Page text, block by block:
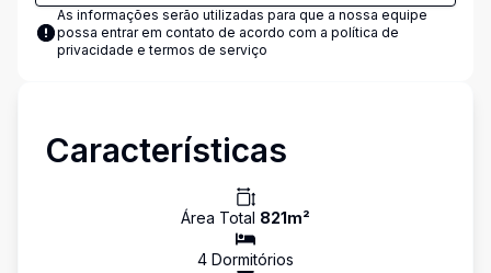
As informações serão utilizadas para que a nossa equipe
possa entrar em contato de acordo com a política de
privacidade e termos de serviço
Características
Área Total 821m²
4 Dormitórios